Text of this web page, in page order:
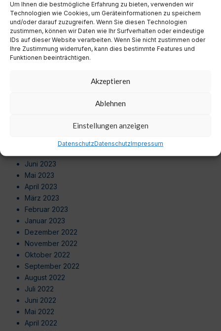
Um Ihnen die bestmögliche Erfahrung zu bieten, verwenden wir
Technologien wie Cookies, um Geräteinformationen zu speichern
und/oder darauf zuzugreifen. Wenn Sie diesen Technologien
zustimmen, können wir Daten wie Ihr Surfverhalten oder eindeutige
IDs auf dieser Website verarbeiten. Wenn Sie nicht zustimmen oder
Ihre Zustimmung widerrufen, kann dies bestimmte Features und
Funktionen beeinträchtigen.
Akzeptieren
Ablehnen
Einstellungen anzeigen
DatenschutzDatenschutzImpressum
August 2024
Juli 2024
Juni 2024
Mai 2024
April 2024
März 2024
September 2023
August 2023
Juni 2023
Mai 2023
April 2023
März 2023
Februar 2023
Januar 2023
Dezember 2022
November 2022
Oktober 2022
September 2022
August 2022
Juli 2022
Juni 2022
Mai 2022
April 2022